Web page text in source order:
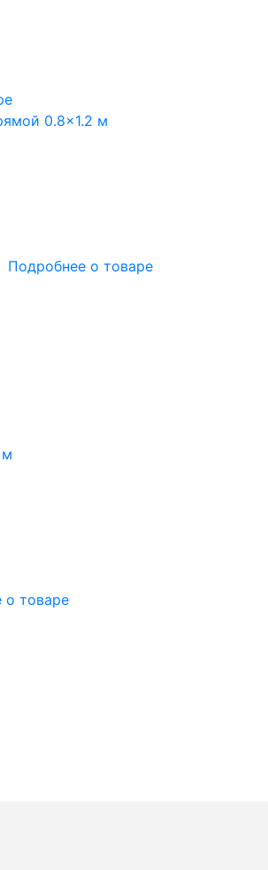
0.8×1.2 м
Подробнее о товаре
м
о товаре